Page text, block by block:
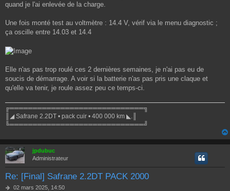
quand je l'ai enlevée de la charge.
Une fois monté test au voltmètre : 14.4 V, vérif via le menu diagnostic ;
ça oscille entre 14.03 et 14.4
Elle n'as pas trop roulé ces 2 dernières semaines, je n'ai pas eu de
soucis de démarrage. A voir si la batterie n'as pas pris une claque et
qu'elle va tenir, je roule assez peu ce temps-ci.
╔═════════════════════════════╗
║◢ Safrane 2.2DT • pack cuir • 400 000 km ◣.║
╚═════════════════════════════╝
jpdubuc
Administrateur
Re: [Final] Safrane 2.2DT PACK 2000
M
02 mars 2025, 14:50